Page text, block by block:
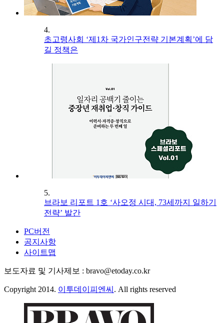
4.
초고령사회 ‘제1차 국가인구전략 기본계획’에 담
길 정책은
5.
브라보 리포트 1호 ‘사오정 시대, 73세까지 일하기
전략’ 발간
PC버전
공지사항
사이트맵
보도자료 및 기사제보 : bravo@etoday.co.kr
Copyright 2014. 이투데이피엔씨 . All rights reserved